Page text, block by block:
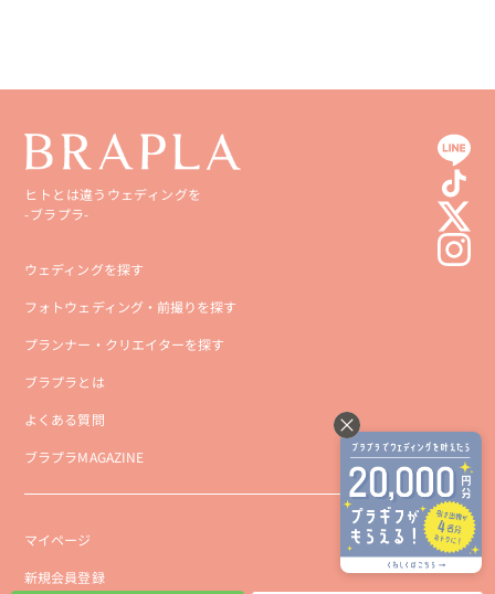
ヒトとは違うウェディングを
-ブラプラ-
ウェディングを探す
フォトウェディング・前撮りを探す
プランナー・クリエイターを探す
ブラプラとは
よくある質問
ブラプラMAGAZINE
マイページ
新規会員登録